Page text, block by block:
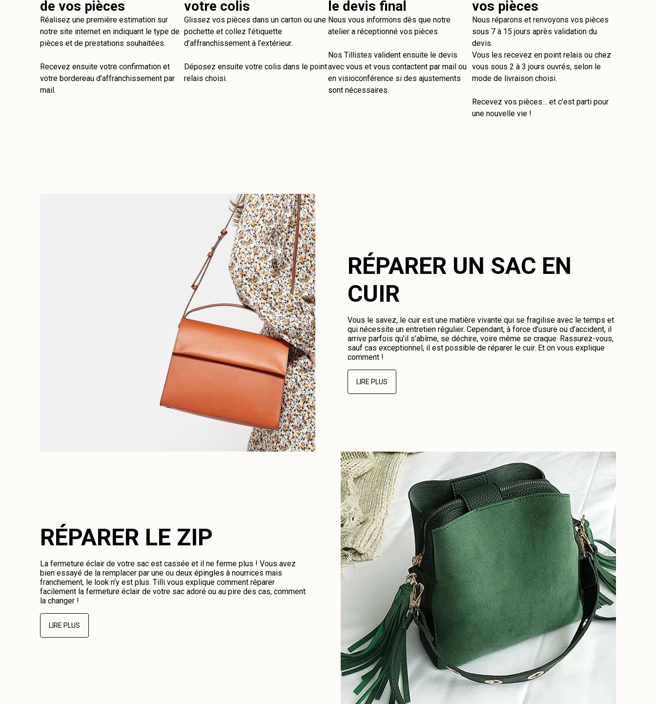
de vos pièces
Réalisez une première estimation sur
notre site internet en indiquant le type de
pièces et de prestations souhaitées.
Recevez ensuite votre confirmation et
votre bordereau d’affranchissement par
mail.
votre colis
Glissez vos pièces dans un carton ou une
pochette et collez l’étiquette
d’affranchissement à l’extérieur.
Déposez ensuite votre colis dans le point
relais choisi.
le devis final
Nous vous informons dès que notre
atelier a réceptionné vos pièces.
Nos Tillistes valident ensuite le devis
avec vous et vous contactent par mail ou
en visioconférence si des ajustements
sont nécessaires.
vos pièces
Nous réparons et renvoyons vos pièces
sous 7 à 15 jours après validation du
devis.
Vous les recevez en point relais ou chez
vous sous 2 à 3 jours ouvrés, selon le
mode de livraison choisi.
Recevez vos pièces… et c’est parti pour
une nouvelle vie !
RÉPARER UN SAC EN
CUIR
Vous le savez, le cuir est une matière vivante qui se fragilise avec le temps et
qui nécessite un entretien régulier. Cependant, à force d’usure ou d’accident, il
arrive parfois qu’il s’abîme, se déchire, voire même se craque. Rassurez-vous,
sauf cas exceptionnel, il est possible de réparer le cuir. Et on vous explique
comment !
LIRE PLUS
RÉPARER LE ZIP
La fermeture éclair de votre sac est cassée et il ne ferme plus ! Vous avez
bien essayé de la remplacer par une ou deux épingles à nourrices mais
franchement, le look n‘y est plus. Tilli vous explique comment réparer
facilement la fermeture éclair de votre sac adoré ou au pire des cas, comment
la changer !
LIRE PLUS